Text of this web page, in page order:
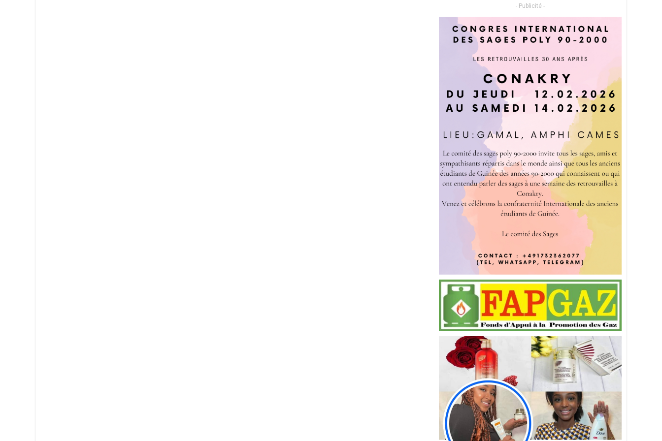
- Publicité -